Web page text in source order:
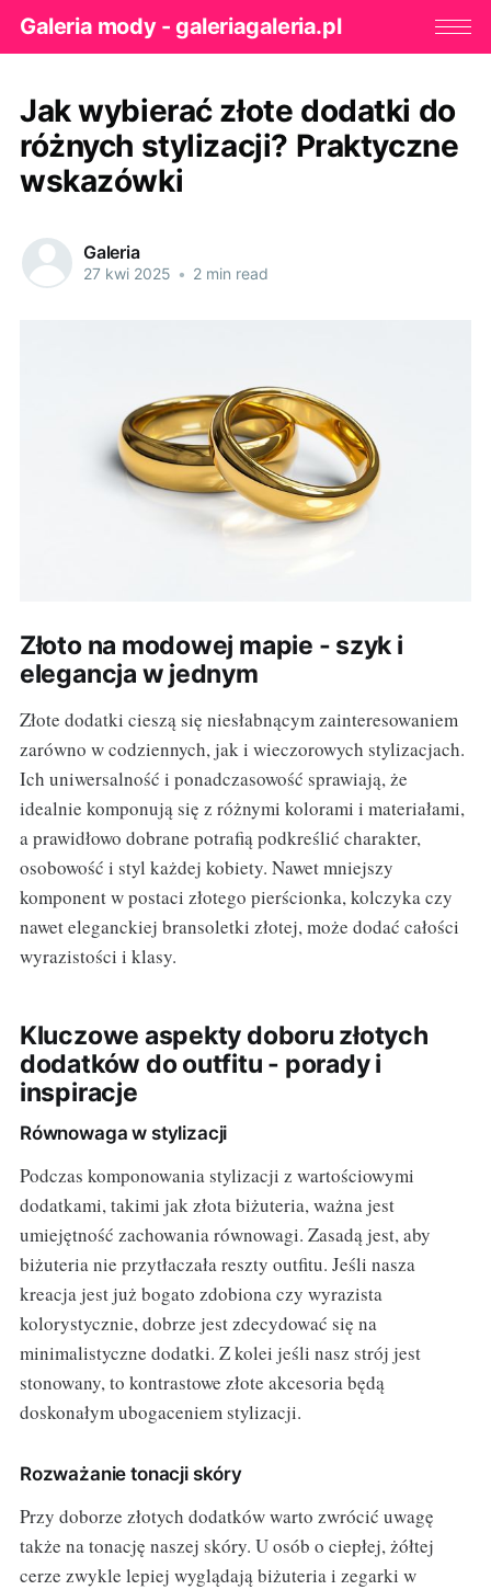
Galeria mody - galeriagaleria.pl
Jak wybierać złote dodatki do
różnych stylizacji? Praktyczne
wskazówki
Galeria
27 kwi 2025 • 2 min read
Złoto na modowej mapie - szyk i
elegancja w jednym
Złote dodatki cieszą się niesłabnącym zainteresowaniem
zarówno w codziennych, jak i wieczorowych stylizacjach.
Ich uniwersalność i ponadczasowość sprawiają, że
idealnie komponują się z różnymi kolorami i materiałami,
a prawidłowo dobrane potrafią podkreślić charakter,
osobowość i styl każdej kobiety. Nawet mniejszy
komponent w postaci złotego pierścionka, kolczyka czy
nawet eleganckiej bransoletki złotej, może dodać całości
wyrazistości i klasy.
Kluczowe aspekty doboru złotych
dodatków do outfitu - porady i
inspiracje
Równowaga w stylizacji
Podczas komponowania stylizacji z wartościowymi
dodatkami, takimi jak złota biżuteria, ważna jest
umiejętność zachowania równowagi. Zasadą jest, aby
biżuteria nie przytłaczała reszty outfitu. Jeśli nasza
kreacja jest już bogato zdobiona czy wyrazista
kolorystycznie, dobrze jest zdecydować się na
minimalistyczne dodatki. Z kolei jeśli nasz strój jest
stonowany, to kontrastowe złote akcesoria będą
doskonałym ubogaceniem stylizacji.
Rozważanie tonacji skóry
Przy doborze złotych dodatków warto zwrócić uwagę
także na tonację naszej skóry. U osób o ciepłej, żółtej
cerze zwykle lepiej wyglądają biżuteria i zegarki w